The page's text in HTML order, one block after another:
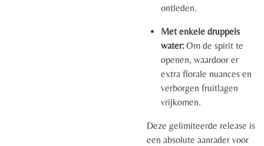
ontleden.
Met enkele druppels
water:Om de spirit te
openen, waardoor er
extra florale nuances en
verborgen fruitlagen
vrijkomen.
Deze gelimiteerde release is
een absolute aanrader voor